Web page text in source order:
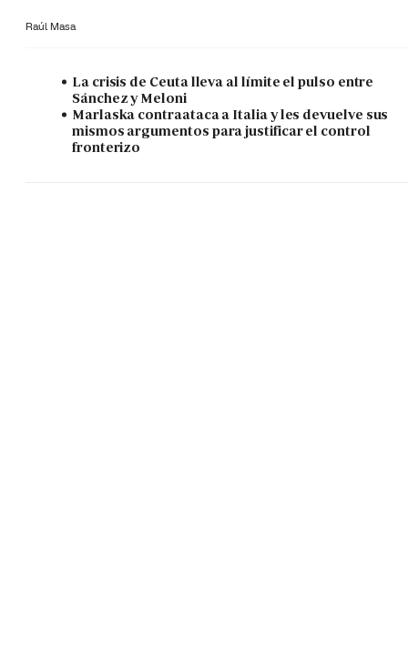
Raúl Masa
La crisis de Ceuta lleva al límite el pulso entre
Sánchez y Meloni
Marlaska contraataca a Italia y les devuelve sus
mismos argumentos para justificar el control
fronterizo